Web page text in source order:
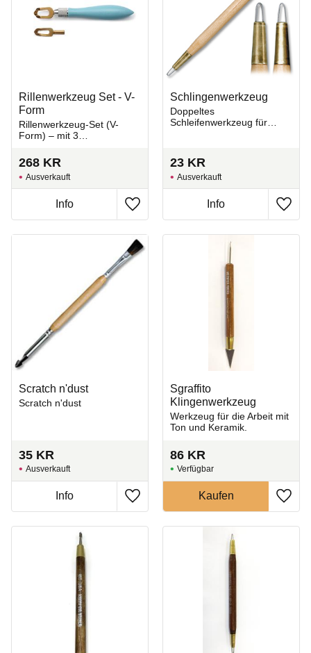
Rillenwerkzeug Set - V-
Form
Rillenwerkzeug-Set (V-
Form) – mit 3
Klingengrößen
268 KR
Zu Favoriten hinzufügen
Ausverkauft
Schlingenwerkzeug
Doppeltes
Schleifenwerkzeug für
23 KR
Zu
Ausverkauft
Scratch n'dust
Scratch n'dust
35 KR
Zu Favoriten hinzufügen
Ausverkauft
Sgraffito
Klingenwerkzeug
Werkzeug für die Arbeit mit
Ton und Keramik.
86 KR
Zu